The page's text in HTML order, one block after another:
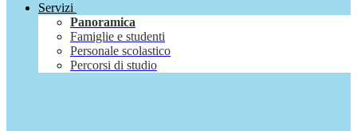
Servizi
Panoramica
Famiglie e studenti
Personale scolastico
Percorsi di studio